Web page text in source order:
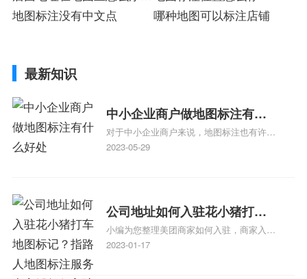
店
地图标注没有中文点
哪种地图可以标注店铺
最新知识
中小企业商户做地图标注有什
么好处
对于中小企业商户来说，地图标注也有许多
好处，包括：提高可见性和曝光率：通过在
位置，增加商户被发现的机会。方便客户导
航：地图标注可以帮助客户更容易地找到商
户的实际位置。特别是对于新客户或不熟悉
该地区的客户来说，地图标注可以提供明确
2023-05-29
公司地址如何入驻花小猪打车
地图标记？指路人地图标注服
务中心铺如何入驻花小猪打车
小编为您整理美团商家如何入驻，商家入驻
教程、商家如何入驻地图、如何入驻地:、
2023-01-17